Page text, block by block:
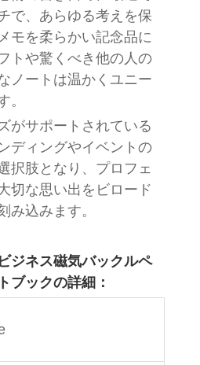
で、あらゆる考えを保
モを柔らかい記念品に
トや驚くべき他の人の
ノートは温かくユニー
。
がサポートされている
ディングやイベントの
択肢となり、プロフェ
切な思い出をビロード
み込みます。
ジネス磁気バックルペ
ブックの詳細：